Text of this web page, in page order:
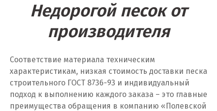
Красноярск
Кузино
Курск
Кушва
Недорогой песок от
производителя
Соответствие материала техническим
характеристикам, низкая стоимость доставки песка
строительного ГОСТ 8736-93 и индивидуальный
подход к выполнению каждого заказа – это главные
преимущества обращения в компанию «Полевской